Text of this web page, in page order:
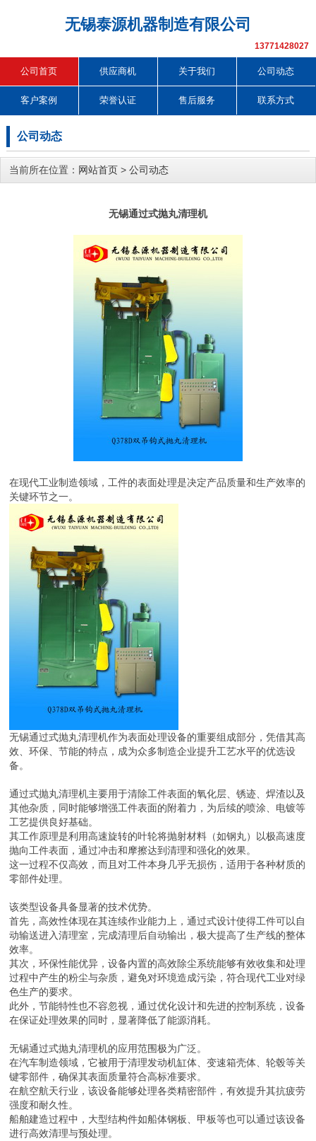
无锡泰源机器制造有限公司
13771428027
公司首页 供应商机 关于我们 公司动态
客户案例 荣誉认证 售后服务 联系方式
公司动态
当前所在位置： 网站首页 > 公司动态
无锡通过式抛丸清理机
在现代工业制造领域，工件的表面处理是决定产品质量和生产效率的
关键环节之一。
无锡通过式抛丸清理机作为表面处理设备的重要组成部分，凭借其高
效、环保、节能的特点，成为众多制造企业提升工艺水平的优选设
备。
通过式抛丸清理机主要用于清除工件表面的氧化层、锈迹、焊渣以及
其他杂质，同时能够增强工件表面的附着力，为后续的喷涂、电镀等
工艺提供良好基础。
其工作原理是利用高速旋转的叶轮将抛射材料（如钢丸）以极高速度
抛向工件表面，通过冲击和摩擦达到清理和强化的效果。
这一过程不仅高效，而且对工件本身几乎无损伤，适用于各种材质的
零部件处理。
该类型设备具备显著的技术优势。
首先，高效性体现在其连续作业能力上，通过式设计使得工件可以自
动输送进入清理室，完成清理后自动输出，极大提高了生产线的整体
效率。
其次，环保性能优异，设备内置的高效除尘系统能够有效收集和处理
过程中产生的粉尘与杂质，避免对环境造成污染，符合现代工业对绿
色生产的要求。
此外，节能特性也不容忽视，通过优化设计和先进的控制系统，设备
在保证处理效果的同时，显著降低了能源消耗。
无锡通过式抛丸清理机的应用范围极为广泛。
在汽车制造领域，它被用于清理发动机缸体、变速箱壳体、轮毂等关
键零部件，确保其表面质量符合高标准要求。
在航空航天行业，该设备能够处理各类精密部件，有效提升其抗疲劳
强度和耐久性。
船舶建造过程中，大型结构件如船体钢板、甲板等也可以通过该设备
进行高效清理与预处理。